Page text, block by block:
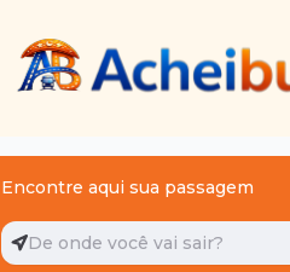
Encontre aqui sua passagem
De onde você vai sair?